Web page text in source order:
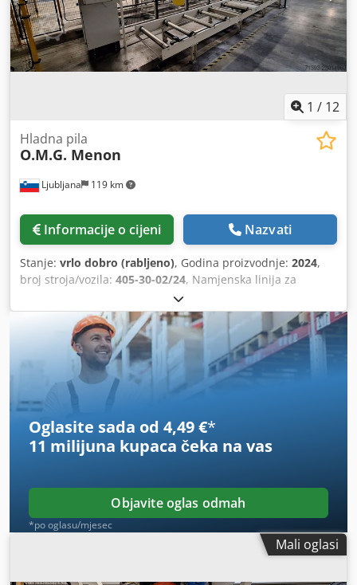
cijena će biti znatno veća. U ponuđenu cijenu je uračunata
profesionalna demontaža i utovar na kamion (prilično
važna stavka, a nije nimalo jeftina), prijevoz je na trošak
kupca. Nadam se da sam vam donekle razjasnio trenutno
stanje stroja. Zbog promjene djelatnosti, pila je višak u
1 / 12
Ljubljana 119 km
Hladna pila
O.M.G. Menon
Informacije o cijeni Nazvati
Stanje: vrlo dobro (rabljeno), Godina proizvodnje: 2024,
broj stroja/vozila: 405-30-02/24, Namjenska linija za
rezanje ALU profila. 6-osna linija za rezanje dugih
aluminijskih profila. Dimenzije profila: 160x200 mm.
Maksimalna duljina reza: 1500 mm, minimalna duljina: 30
mm. Maksimalna duljina ulaznog materijala: 6500 mm.
Tolerancija duljine reza: +/-0,3 mm. Kut reza: 90° +/-20°.
Csdpfx Acey U Navezorf
Oglasite sada od 4,49 €*
11 milijuna kupaca čeka na vas
Objavite oglas odmah
*po oglasu/mjesec
Mali oglasi